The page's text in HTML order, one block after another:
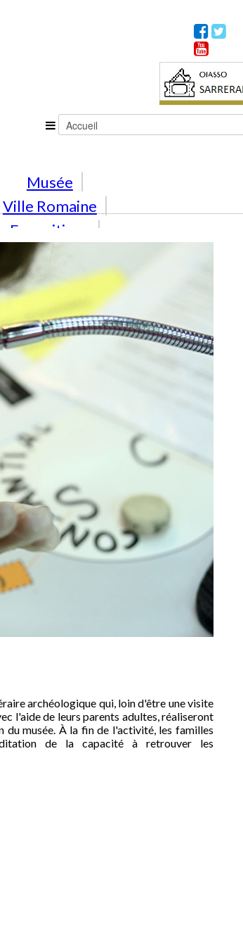
Musée
Ville Romaine
Expositions
Activités
En famille
Éducation
Infos pratiques
archéologique qui, loin d'être une visite
l'aide de leurs parents adultes, réaliseront
du musée. À la fin de l'activité, les familles
de la capacité à retrouver les